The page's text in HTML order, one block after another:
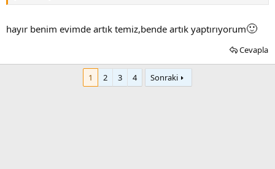
hayır benim evimde artık temiz,bende artık yaptırıyorum🙂
Cevapla
1 2 3 4 Sonraki